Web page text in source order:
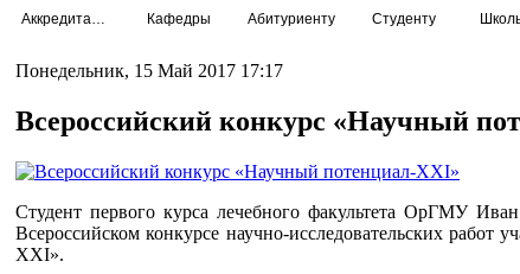
Кафедры Абитуриенту Студенту
Понедельник, 15 Май 2017 17:17
Всероссийский конкурс «Научный
Студент первого курса лечебного факультета ОрГМУ
Всероссийском конкурсе научно-исследовательских
XXI».